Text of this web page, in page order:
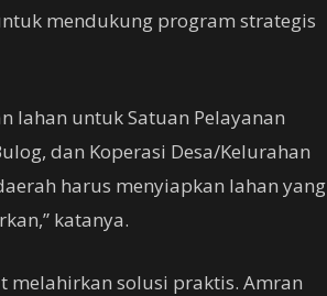
mendukung program strategis
lahan untuk Satuan Pelayanan
dan Koperasi Desa/Kelurahan
harus menyiapkan lahan yang
katanya.
solusi praktis. Amran